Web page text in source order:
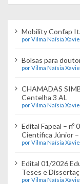
Mobility Confap
por Vilma Naísia
Bolsas para
por Vilma Naísia
CHAMADAS
Centelha 3 AL
por Vilma Naísia
Edital Fapeal – nº
Científica Júnior –
por Vilma Naísia
Edital 01/2026
Teses e
por Vilma Naísia